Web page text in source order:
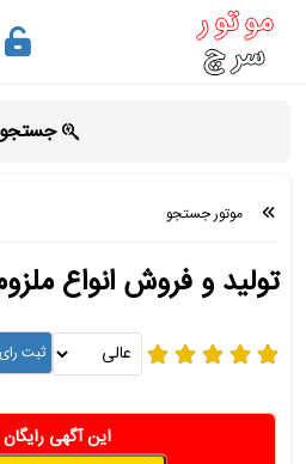
جستجو
موتور جستجو
تولید و فروش انواع
این آگهی